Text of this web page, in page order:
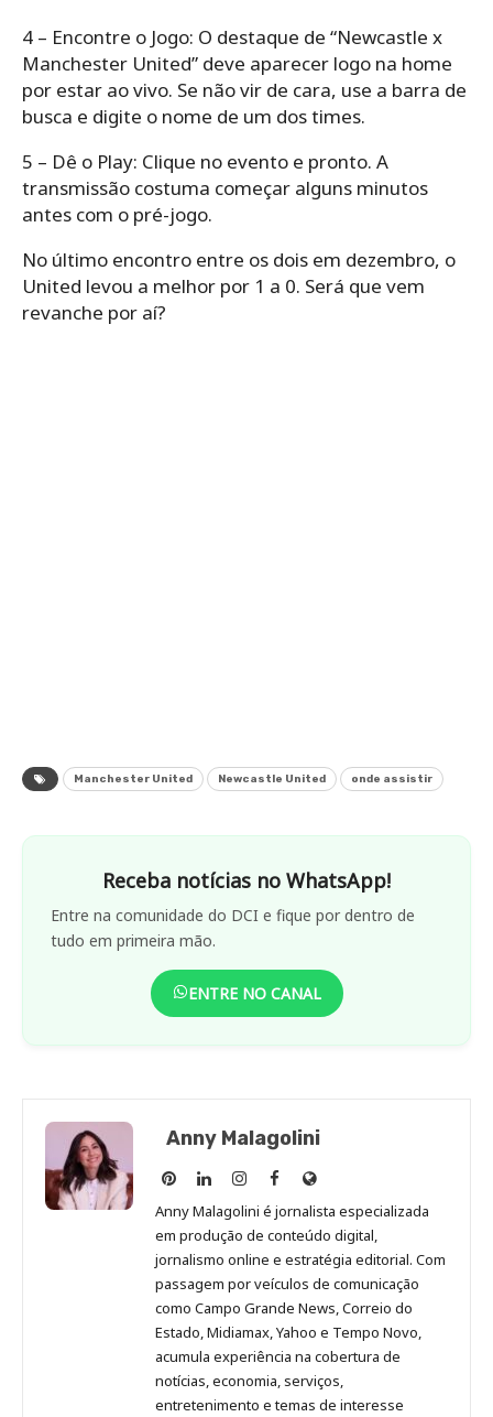
4 – Encontre o Jogo: O destaque de “Newcastle x
Manchester United” deve aparecer logo na home
por estar ao vivo. Se não vir de cara, use a barra de
busca e digite o nome de um dos times.
5 – Dê o Play: Clique no evento e pronto. A
transmissão costuma começar alguns minutos
antes com o pré-jogo.
No último encontro entre os dois em dezembro, o
United levou a melhor por 1 a 0. Será que vem
revanche por aí?
Manchester United Newcastle United onde assistir
Receba notícias no WhatsApp!
Entre na comunidade do DCI e fique por dentro de
tudo em primeira mão.
ENTRE NO CANAL
Anny Malagolini
Anny
Malagolini
no
Pinterest
Anny
Malagolini
no
LinkedIn
Anny
Malagolini
no
Instagram
Anny
Malagolini
no
Facebook
Site
de
Anny
Malagolini
Anny Malagolini é jornalista especializada
em produção de conteúdo digital,
jornalismo online e estratégia editorial. Com
passagem por veículos de comunicação
como Campo Grande News, Correio do
Estado, Midiamax, Yahoo e Tempo Novo,
acumula experiência na cobertura de
notícias, economia, serviços,
entretenimento e temas de interesse